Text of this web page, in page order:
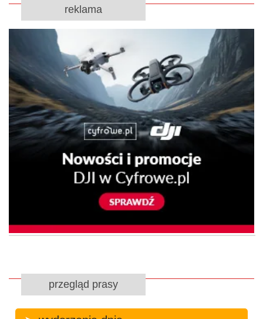
reklama
przegląd prasy